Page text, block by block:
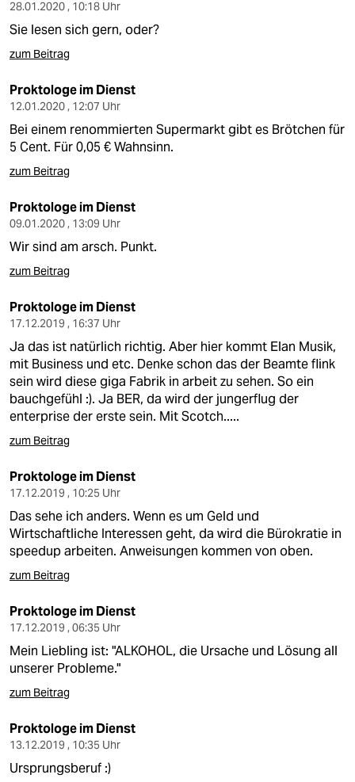
28.01.2020 , 10:18 Uhr
Sie lesen sich gern, oder?
zum Beitrag
Proktologe im Dienst
12.01.2020 , 12:07 Uhr
Bei einem renommierten Supermarkt gibt es Brötchen für
5 Cent. Für 0,05 € Wahnsinn.
zum Beitrag
Proktologe im Dienst
09.01.2020 , 13:09 Uhr
Wir sind am arsch. Punkt.
zum Beitrag
Proktologe im Dienst
17.12.2019 , 16:37 Uhr
Ja das ist natürlich richtig. Aber hier kommt Elan Musik,
mit Business und etc. Denke schon das der Beamte flink
sein wird diese giga Fabrik in arbeit zu sehen. So ein
bauchgefühl :). Ja BER, da wird der jungerflug der
enterprise der erste sein. Mit Scotch.....
zum Beitrag
Proktologe im Dienst
17.12.2019 , 10:25 Uhr
Das sehe ich anders. Wenn es um Geld und
Wirtschaftliche Interessen geht, da wird die Bürokratie in
speedup arbeiten. Anweisungen kommen von oben.
zum Beitrag
Proktologe im Dienst
17.12.2019 , 06:35 Uhr
Mein Liebling ist: "ALKOHOL, die Ursache und Lösung all
unserer Probleme."
zum Beitrag
Proktologe im Dienst
13.12.2019 , 10:35 Uhr
Ursprungsberuf :)